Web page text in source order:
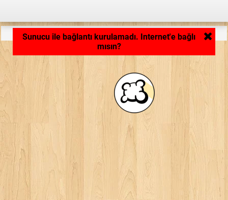
Uygulama yükleniyor... ...